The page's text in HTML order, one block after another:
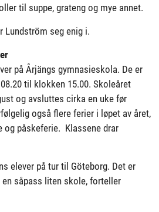
til suppe, grateng og mye annet.
Lundström seg enig i.
på Årjängs gymnasieskola. De er
til klokken 15.00. Skoleåret
og avsluttes cirka en uke før
også flere ferier i løpet av året,
og påskeferie. Klassene drar
elever på tur til Göteborg. Det er
såpass liten skole, forteller